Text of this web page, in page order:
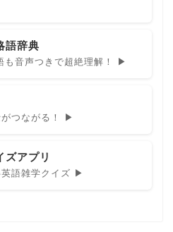
語辞典
も音声つきで超絶理解！ ▶
がつながる！ ▶
ズアプリ
英語雑学クイズ ▶